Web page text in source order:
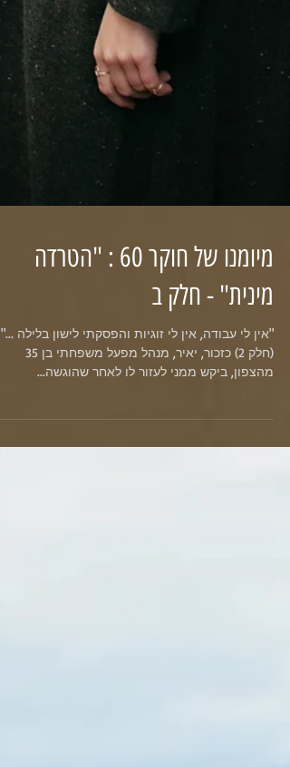
מינית" - חלק ב
"אין לי עבודה, אין לי זוגיות והפסקתי לישון בלילה ..."
מהצפון, ביקש ממני לעזור לו לאחר שהוגשה...